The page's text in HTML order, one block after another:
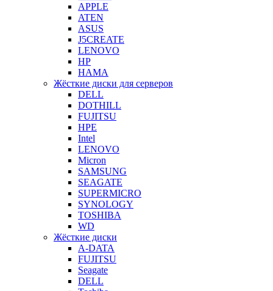
APPLE
ATEN
ASUS
J5CREATE
LENOVO
HP
HAMA
Жёсткие диски для серверов
DELL
DOTHILL
FUJITSU
HPE
Intel
LENOVO
Micron
SAMSUNG
SEAGATE
SUPERMICRO
SYNOLOGY
TOSHIBA
WD
Жёсткие диски
A-DATA
FUJITSU
Seagate
DELL